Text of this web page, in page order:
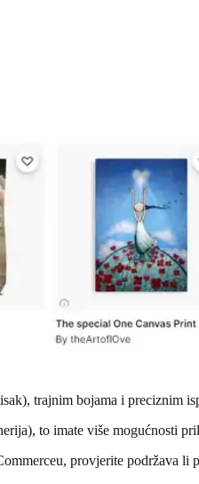
trajnim bojama i preciznim
to imate više mogućnosti
provjerite podržava li